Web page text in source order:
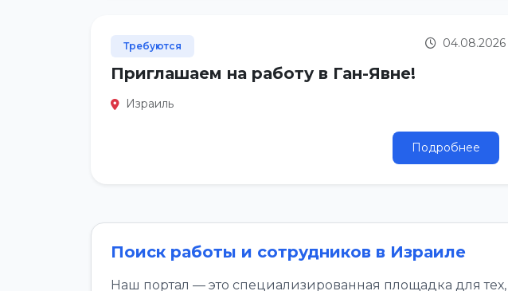
Требуются 04.08.2026
Приглашаем на работу в Ган-Явне!
Израиль
Подробнее
Поиск работы и сотрудников в Израиле
Наш портал — это специализированная площадка для тех,